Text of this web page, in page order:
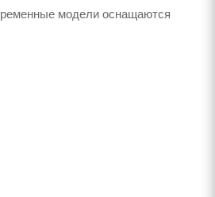
модели оснащаются